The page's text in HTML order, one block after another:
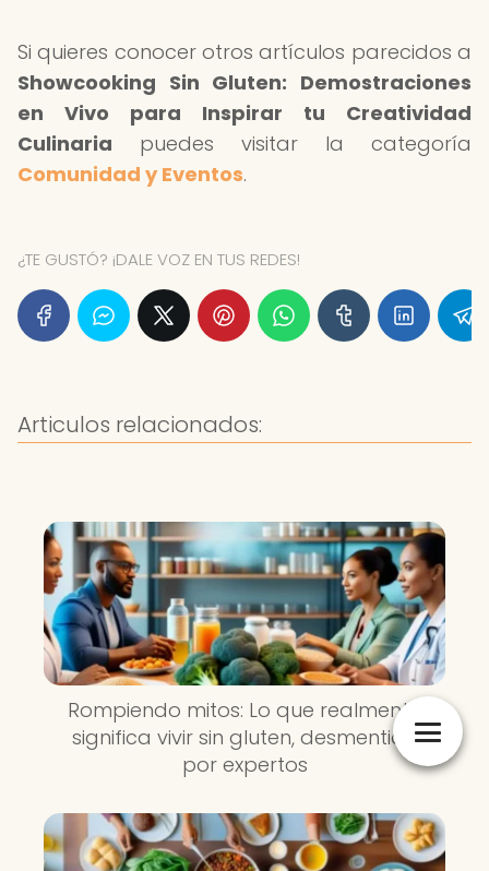
Si quieres conocer otros artículos parecidos a
Showcooking Sin Gluten: Demostraciones
en Vivo para Inspirar tu Creatividad
Culinaria puedes visitar la categoría
Comunidad y Eventos.
¿TE GUSTÓ? ¡DALE VOZ EN TUS REDES!
Articulos relacionados:
Rompiendo mitos: Lo que realmente
significa vivir sin gluten, desmentido
por expertos